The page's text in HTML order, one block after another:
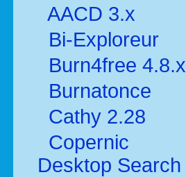
AACD 3.x
Bi-Exploreur
Burn4free 4.8.x
Burnatonce
Cathy 2.28
Copernic
Desktop Search